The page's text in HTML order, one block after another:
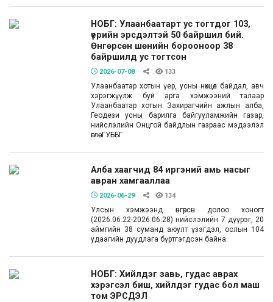
НОБГ: Улаанбаатарт ус тогтдог 103,
үерийн эрсдэлтэй 50 байршил бий.
Өнгөрсөн шөнийн борооноор 38
байршилд ус тогтсон
2026-07-08 133
Улаанбаатар хотын үер, усны нөхцөл байдал, авч
хэрэгжүүлж буй арга хэмжээний талаар
Улаанбаатар хотын Захирагчийн ажлын алба,
Геодези усны барилга байгууламжийн газар,
нийслэлийн Онцгой байдлын газраас мэдээлэл
өглөө. ГУББГ
Алба хаагчид 84 иргэний амь насыг
авран хамгааллаа
2026-06-29 134
Улсын хэмжээнд өнгөрсөн долоо хоногт
(2026.06.22-2026.06.28) нийслэлийн 7 дүүрэг, 20
аймгийн 38 суманд аюулт үзэгдэл, ослын 104
удаагийн дуудлага бүртгэгдсэн байна.
НОБГ: Хийлдэг завь, гудас аврах
хэрэгсэл биш, хийлдэг гудас бол маш
том ЭРСДЭЛ